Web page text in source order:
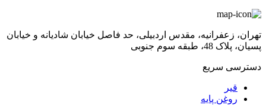
تهران، زعفرانیه، مقدس اردبیلی، حد فاصل خیابان شادیانه و خیابان
پسیان، پلاک 48، طبقه سوم جنوبی
دسترسی سریع
قیر
روغن پایه